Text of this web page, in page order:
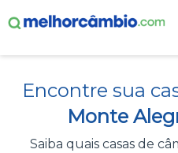
CASAS DE CÂMBIO
DÓLAR HOJE
Encontre sua
Monte
Saiba quais casas de